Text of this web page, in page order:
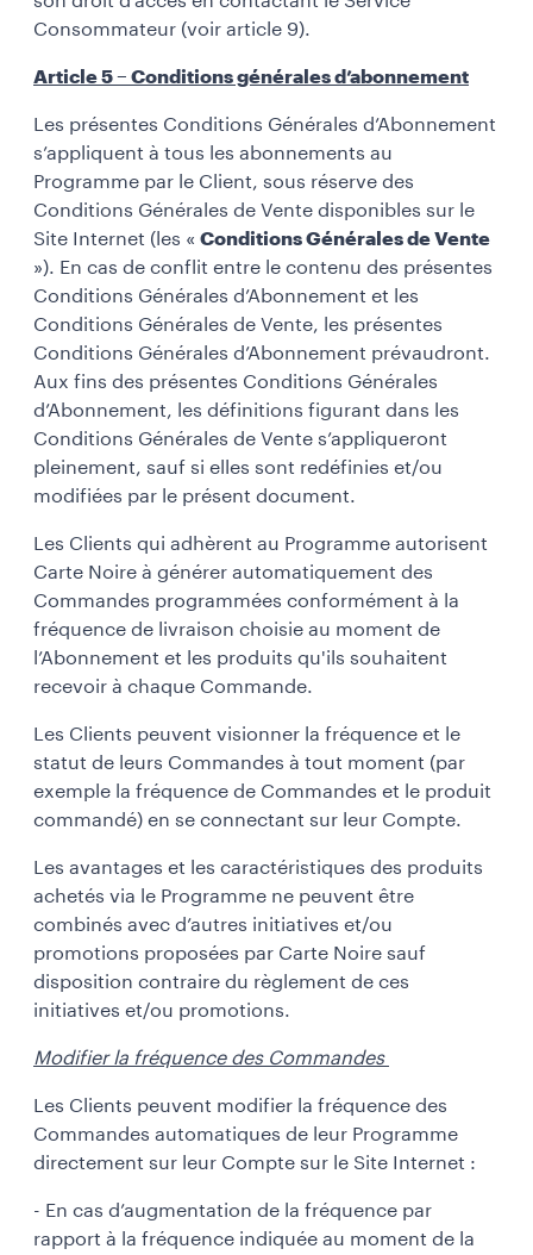
Consommateur (voir article 9).
Article 5 – Conditions générales d’abonnement
Les présentes Conditions Générales d’Abonnement
s’appliquent à tous les abonnements au
Programme par le Client, sous réserve des
Conditions Générales de Vente disponibles sur le
Site Internet (les « Conditions Générales de Vente
»). En cas de conflit entre le contenu des présentes
Conditions Générales d’Abonnement et les
Conditions Générales de Vente, les présentes
Conditions Générales d’Abonnement prévaudront.
Aux fins des présentes Conditions Générales
d’Abonnement, les définitions figurant dans les
Conditions Générales de Vente s’appliqueront
pleinement, sauf si elles sont redéfinies et/ou
modifiées par le présent document.
Les Clients qui adhèrent au Programme autorisent
Carte Noire à générer automatiquement des
Commandes programmées conformément à la
fréquence de livraison choisie au moment de
l’Abonnement et les produits qu'ils souhaitent
recevoir à chaque Commande.
Les Clients peuvent visionner la fréquence et le
statut de leurs Commandes à tout moment (par
exemple la fréquence de Commandes et le produit
commandé) en se connectant sur leur Compte.
Les avantages et les caractéristiques des produits
achetés via le Programme ne peuvent être
combinés avec d’autres initiatives et/ou
promotions proposées par Carte Noire sauf
disposition contraire du règlement de ces
initiatives et/ou promotions.
Modifier la fréquence des Commandes
Les Clients peuvent modifier la fréquence des
Commandes automatiques de leur Programme
directement sur leur Compte sur le Site Internet :
- En cas d’augmentation de la fréquence par
rapport à la fréquence indiquée au moment de la